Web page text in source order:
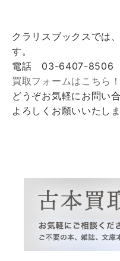
クラリスブックスでは
す。
電話 03-6407-8506
買取フォームはこちら！
どうぞお気軽にお問い
よろしくお願いいたしま